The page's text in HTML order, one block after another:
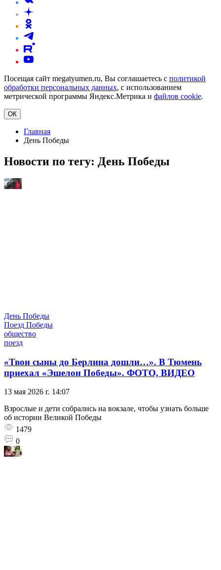
Посещая сайт megatyumen.ru, Вы соглашаетесь с политикой
обработки персональных данных, с использованием
метрической программы Яндекс.Метрика и файлов cookie.
ОК
Главная
День Победы
Новости по тегу: День Победы
День Победы
Поезд Победы
общество
поезд
«Твои сыны до Берлина дошли…». В Тюмень
приехал «Эшелон Победы». ФОТО, ВИДЕО
13 мая 2026 г. 14:07
Взрослые и дети собрались на вокзале, чтобы узнать больше
об истории Великой Победы
1479
0